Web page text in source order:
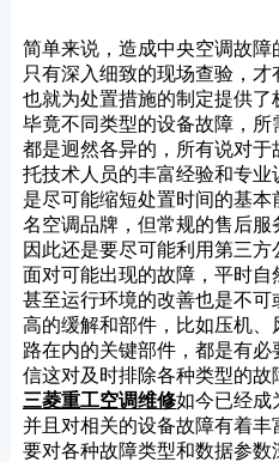
简单来说，造成中央空调故
只有深入细致的现场查验，
也就为处置措施的制定提供了极
毕竟不同类型的设备故障，
都是迥然各异的，所有说对
托技术人员的丰富经验和专业
是尽可能缩短处置时间的基本前
名空调品牌，但常规的售后服
因此还是要尽可能利用第三方公
面对可能出现的故障，平时自
甚至运行环境的改善也是不可
高的缓解和部件，比如压机
路在内的关键部件，都是有
信这对及时排除各种类型的故
三菱重工空调维修如今已经成
并且对相关的设备故障有着丰
要对各种故障类型和数据参数深